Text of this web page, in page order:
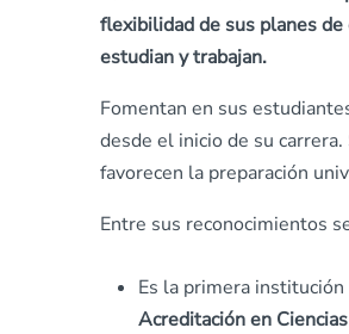
flexibilidad de sus planes
estudian y trabajan.
Fomentan en sus
desde el inicio de su
favorecen la preparación
Entre sus reconocimientos
Es la primera
Acreditación en